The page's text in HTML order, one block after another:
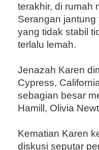
terakhir, di rumah
Serangan
yang tidak stabil
terlalu lemah.
Jenazah Karen
Cypress,
sebagian besar
Hamill, Olivia
Kematian Karen
diskusi seputar